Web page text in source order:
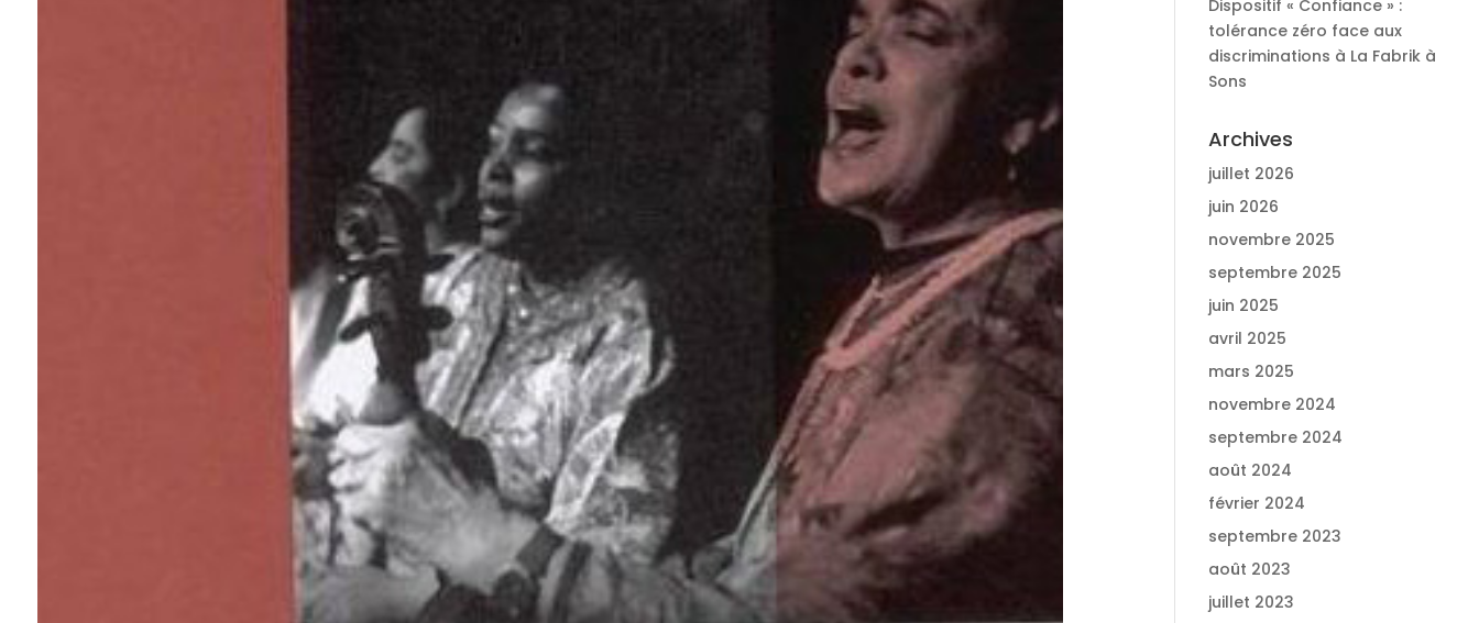
Dispositif « Confiance » :
tolérance zéro face aux
discriminations à La Fabrik à
Sons
Archives
juillet 2026
juin 2026
novembre 2025
septembre 2025
juin 2025
avril 2025
mars 2025
novembre 2024
septembre 2024
août 2024
février 2024
septembre 2023
août 2023
juillet 2023